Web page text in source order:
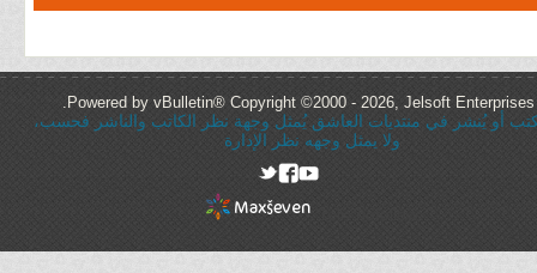
Powered by vBulletin® Copyright ©2000 - 2026, Jelsoft Enterprises
أو يُنشر في منتديات العاشق يُمثل وجهة نظر الكاتب والناشر فحسب،
ولا يمثل وجهه نظر الإدارة